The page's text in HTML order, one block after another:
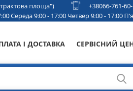
площа") +38066-761-
Середа 9:00 - 17:00 Четвер 9:00 - 17:00
І ДОСТАВКА СЕРВІСНИЙ